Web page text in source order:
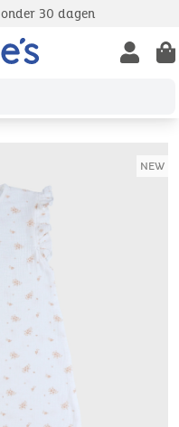
onder 30 dagen
Open
NEW